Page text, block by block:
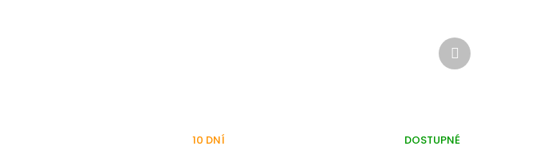
10 DNÍ DOSTUPNÉ
Ďalší
produkt